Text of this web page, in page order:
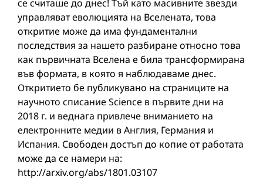
се считаше до днес! Тъй като масивните звезди
управляват еволюцията на Вселената, това
откритие може да има фундаментални
последствия за нашето разбиране относно това
как първичната Вселена е била трансформирана
във формата, в която я наблюдаваме днес.
Откритието бе публикувано на страниците на
научното списание Science в първите дни на
2018 г. и веднага привлече вниманието на
електронните медии в Англия, Германия и
Испания. Свободен достъп до копие от работата
може да се намери на:
http://arxiv.org/abs/1801.03107